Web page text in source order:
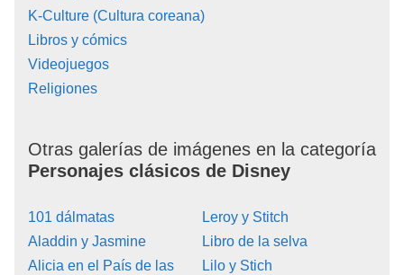
K-Culture (Cultura coreana)
Libros y cómics
Videojuegos
Religiones
Otras galerías de imágenes en la categoría
Personajes clásicos de Disney
101 dálmatas
Aladdin y Jasmine
Alicia en el País de las
Leroy y Stitch
Libro de la selva
Lilo y Stich